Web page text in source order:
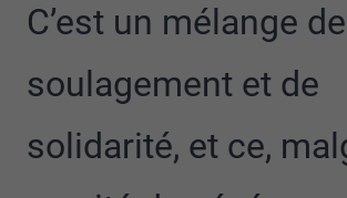
C’est un mélange de
soulagement et de
solidarité, et ce,